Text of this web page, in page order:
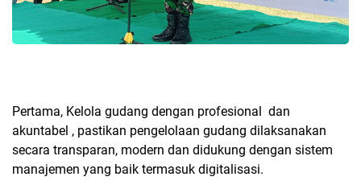
Pertama, Kelola gudang dengan profesional dan
akuntabel , pastikan pengelolaan gudang dilaksanakan
secara transparan, modern dan didukung dengan sistem
manajemen yang baik termasuk digitalisasi.